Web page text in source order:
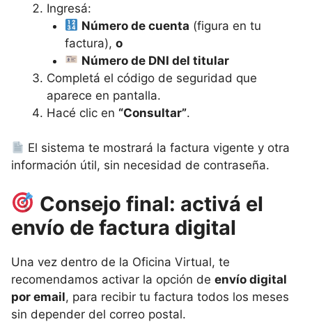
Ingresá:
Número de cuenta (figura en tu
factura), o
Número de DNI del titular
Completá el código de seguridad que
aparece en pantalla.
Hacé clic en “Consultar”.
El sistema te mostrará la factura vigente y otra
información útil, sin necesidad de contraseña.
Consejo final: activá el
envío de factura digital
Una vez dentro de la Oficina Virtual, te
recomendamos activar la opción de envío digital
por email, para recibir tu factura todos los meses
sin depender del correo postal.